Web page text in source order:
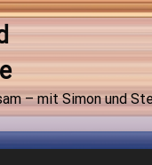
– mit Simon und